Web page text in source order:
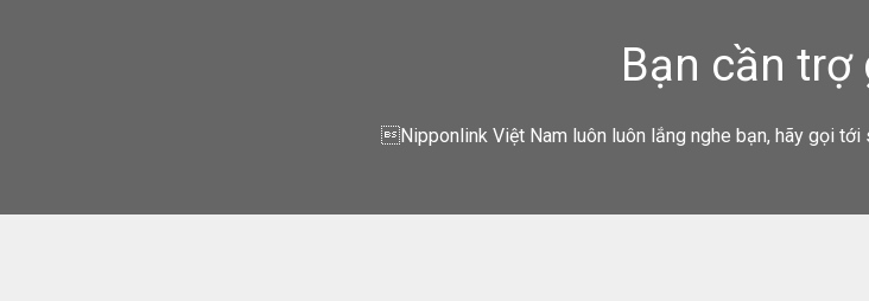
Bạn cần trợ
Nipponlink Việt Nam luôn luôn lắng nghe bạn, hãy gọi